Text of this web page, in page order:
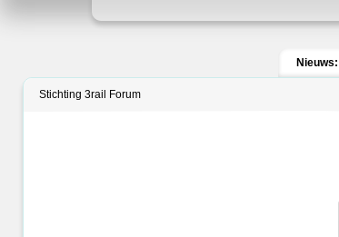
Nieuws:
Stichting 3rail Forum